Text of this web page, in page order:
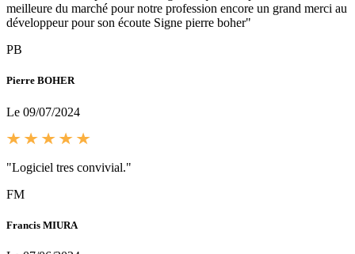
meilleure du marché pour notre profession encore un grand merci au
développeur pour son écoute Signe pierre boher"
PB
Pierre BOHER
Le 09/07/2024
"Logiciel tres convivial."
FM
Francis MIURA